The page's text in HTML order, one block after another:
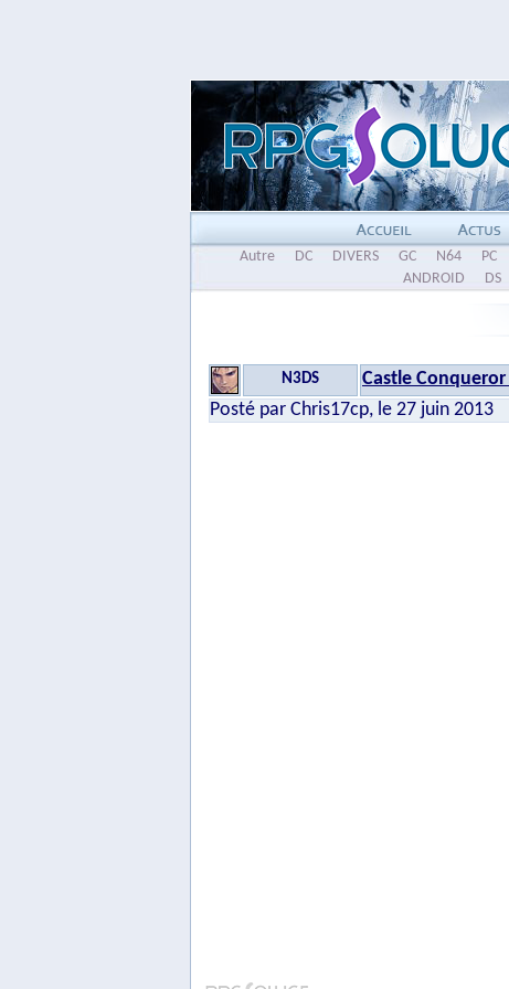
Autre DC DIVERS GC N64 PC
ANDROID
DS
N3DS Castle
Posté par Chris17cp, le 27 juin 2013